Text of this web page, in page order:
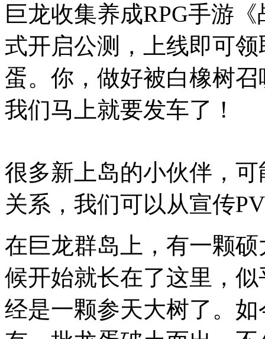
巨龙收集养成RPG手游
式开启公测，上线即可
蛋。你，做好被白橡树
我们马上就要发车了！
很多新上岛的小伙伴，
关系，我们可以从宣传
在巨龙群岛上，有一颗
候开始就长在了这里，
经是一颗参天大树了。